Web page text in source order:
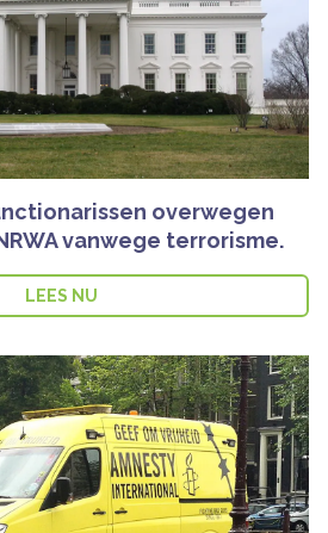
overwegen
vanwege terrorisme.
LEES NU